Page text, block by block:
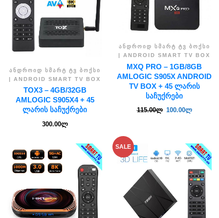
ᲐᲜᲓᲠᲝᲘᲓ ᲡᲛᲐᲠᲢ ᲢᲕ ᲑᲝᲥᲡᲘ
| ANDROID SMART TV BOX
TOX3 – 4GB/32GB
AMLOGIC S905X4 + 45
ᲚᲐᲠᲘᲡ ᲡᲐᲩᲣᲥᲠᲔᲑᲘ
300.00ლ
ᲐᲜᲓᲠᲝᲘᲓ ᲡᲛᲐᲠᲢ ᲢᲕ ᲑᲝᲥᲡᲘ
| ANDROID SMART TV BOX
MXQ PRO – 1GB/8GB
AMLOGIC S905X ANDROID
TV BOX + 45 ᲚᲐᲠᲘᲡ
ᲡᲐᲩᲣᲥᲠᲔᲑᲘ
115.00ლ 100.00ლ
SALE